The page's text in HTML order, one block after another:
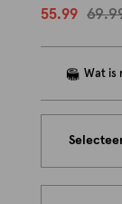
55.99